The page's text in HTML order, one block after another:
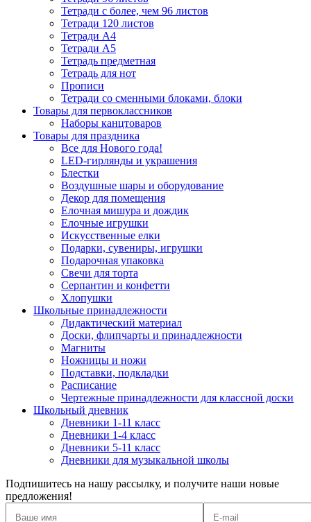
Тетради с более, чем 96 листов
Тетради 120 листов
Тетради А4
Тетради А5
Тетрадь предметная
Тетрадь для нот
Прописи
Тетради со сменными блоками, блоки
Товары для первоклассников
Наборы канцтоваров
Товары для праздника
Все для Нового года!
LED-гирлянды и украшения
Блестки
Воздушные шары и оборудование
Декор для помещения
Елочная мишура и дождик
Елочные игрушки
Искусственные елки
Подарки, сувениры, игрушки
Подарочная упаковка
Свечи для торта
Серпантин и конфетти
Хлопушки
Школьные принадлежности
Дидактический материал
Доски, флипчарты и принадлежности
Магниты
Ножницы и ножи
Подставки, подкладки
Расписание
Чертежные принадлежности для классной доски
Школьный дневник
Дневники 1-11 класс
Дневники 1-4 класс
Дневники 5-11 класс
Дневники для музыкальной школы
Подпишитесь на нашу рассылку, и получите наши новые
предложения!